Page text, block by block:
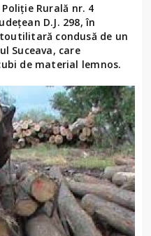
Rurală nr. 4
D.J. 298, în
condusă de un
Suceava, care
de material lemnos.